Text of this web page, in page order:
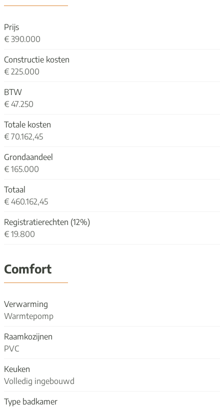
Prijs
€ 390.000
Constructie kosten
€ 225.000
BTW
€ 47.250
Totale kosten
€ 70.162,45
Grondaandeel
€ 165.000
Totaal
€ 460.162,45
Registratierechten (12%)
€ 19.800
Comfort
Verwarming
Warmtepomp
Raamkozijnen
PVC
Keuken
Volledig ingebouwd
Type badkamer